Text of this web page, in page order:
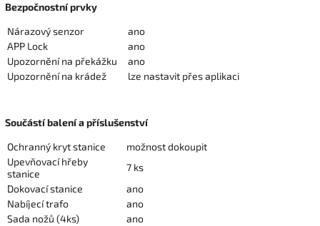
Bezpočnostní prvky
Nárazový senzor
ano
APP Lock
ano
Upozornění na překážku
ano
Upozornění na krádež
lze nastavit přes aplikaci
Součástí balení a příslušenství
Ochranný kryt stanice
možnost dokoupit
Upevňovací hřeby
stanice
7 ks
Dokovací stanice
ano
Nabíjecí trafo
ano
Sada nožů (4ks)
ano